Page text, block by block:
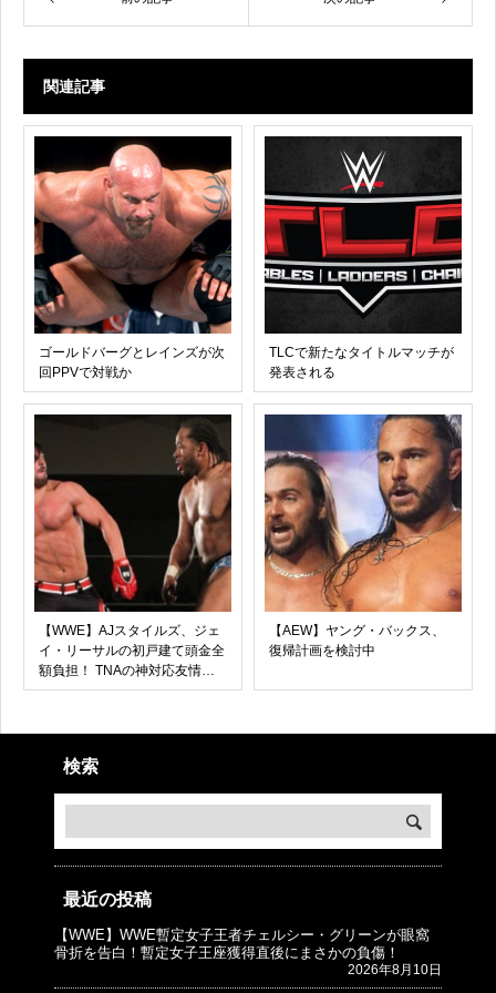
関連記事
ゴールドバーグとレインズが次
回PPVで対戦か
TLCで新たなタイトルマッチが
発表される
【WWE】AJスタイルズ、ジェ
イ・リーサルの初戸建て頭金全
額負担！ TNAの神対応友情物
語
【AEW】ヤング・バックス、
復帰計画を検討中
検索
最近の投稿
【WWE】WWE暫定女子王者チェルシー・グリーンが眼窩
骨折を告白！暫定女子王座獲得直後にまさかの負傷！
2026年8月10日
© プロレスJunkie ～WWEの最新情報 USA～